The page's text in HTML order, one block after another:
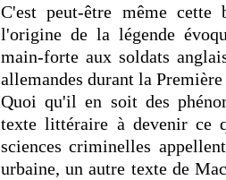
C'est peut-être même
l'origine de la légende
main-forte aux soldats
allemandes durant la
Quoi qu'il en soit des
texte littéraire à devenir ce
sciences criminelles
urbaine, un autre texte de